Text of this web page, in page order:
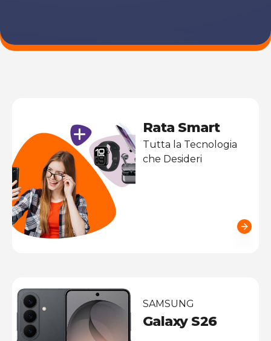
Rata Smart
Tutta la Tecnologia
che Desideri
SAMSUNG
Galaxy S26